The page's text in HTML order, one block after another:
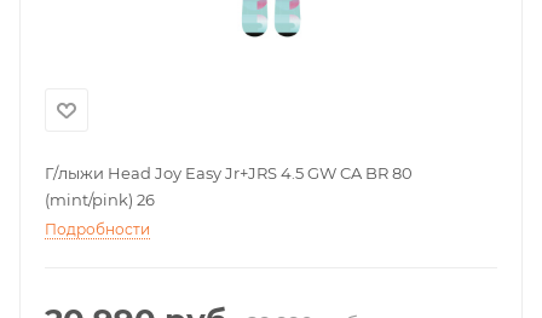
Г/лыжи Head Joy Easy Jr+JRS 4.5 GW CA BR 80
(mint/pink) 26
Подробности